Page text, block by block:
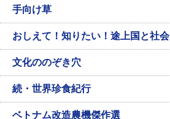
手向け草
おしえて！知りたい！途上国と社会
文化ののぞき穴
続・世界珍食紀行
ベトナム改造農機傑作選